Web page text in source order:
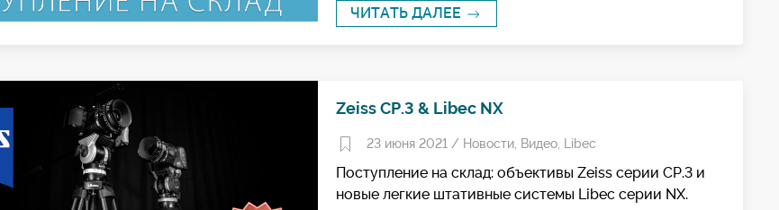
ЧИТАТЬ ДАЛЕЕ
Zeiss CP.3 & Libec NX
23 июня 2021 / Новости, Видео, Libec
Поступление на склад: объективы Zeiss серии CP.3 и
новые легкие штативные системы Libec серии NX.